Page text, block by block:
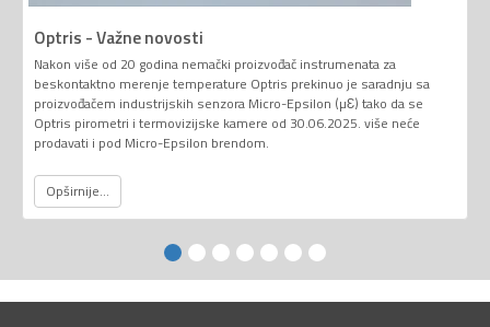
Optris - Važne novosti
Nakon više od 20 godina nemački proizvođač instrumenata za
beskontaktno merenje temperature Optris prekinuo je saradnju sa
proizvođačem industrijskih senzora Micro-Epsilon (µƐ) tako da se
Optris pirometri i termovizijske kamere od 30.06.2025. više neće
prodavati i pod Micro-Epsilon brendom.
Opširnije...